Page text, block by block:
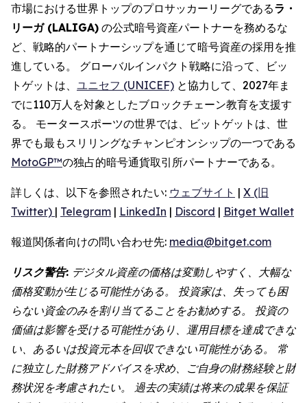
市場における世界トップのプロサッカーリーグであるラ・
リーガ (LALIGA) の公式暗号資産パートナーを務めるな
ど、戦略的パートナーシップを通じて暗号資産の採用を推
進している。 グローバルインパクト戦略に沿って、ビッ
トゲットは、 ユニセフ (UNICEF) と協力して、2027年ま
でに110万人を対象としたブロックチェーン教育を支援す
る。 モータースポーツの世界では、ビットゲットは、世
界でも最もスリリングなチャンピオンシップの一つである
MotoGP™の独占的暗号通貨取引所パートナーである。
詳しくは、以下を参照されたい: ウェブサイト | X (旧
Twitter) | Telegram | LinkedIn | Discord | Bitget Wallet
報道関係者向けの問い合わせ先: media@bitget.com
リスク警告: デジタル資産の価格は変動しやすく、大幅な
価格変動が生じる可能性がある。 投資家は、失っても困
らない資金のみを割り当てることをお勧めする。 投資の
価値は影響を受ける可能性があり、運用目標を達成できな
い、あるいは投資元本を回収できない可能性がある。 常
に独立した財務アドバイスを求め、ご自身の財務経験と財
務状況を考慮されたい。 過去の実績は将来の成果を保証